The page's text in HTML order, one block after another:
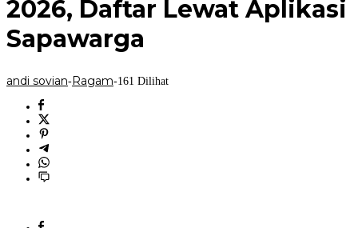
2026, Daftar Lewat Aplikasi
Sapawarga
andi sovian-Ragam-161 Dilihat